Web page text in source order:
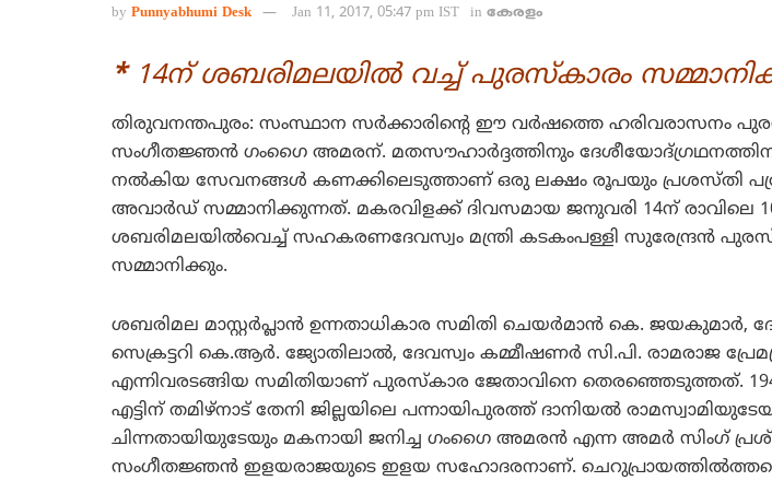
by Punnyabhumi Desk Jan 11, 2017, 05:47 pm IST in കേരളം
*14ന് ശബരിമലയില്‍ വച്ച് പുരസ്‌കാരം
തിരുവനന്തപുരം: സംസ്ഥാന സര്‍ക്കാരിന്റെ ഈ വര്‍ഷത്തെ ഹരിവരാസനം
സംഗീതജ്ഞന്‍ ഗംഗൈ അമരന്. മതസൗഹാര്‍ദ്ദത്തിനും
നല്‍കിയ സേവനങ്ങള്‍ കണക്കിലെടുത്താണ് ഒരു ലക്ഷം രൂപയും പ്രശസ്തി
അവാര്‍ഡ് സമ്മാനിക്കുന്നത്. മകരവിളക്ക് ദിവസമായ ജനുവരി 14ന് രാവിലെ
ശബരിമലയില്‍വെച്ച് സഹകരണദേവസ്വം മന്ത്രി കടകംപള്ളി സുരേന്ദ്രന്‍
സമ്മാനിക്കും.
ശബരിമല മാസ്റ്റര്‍പ്ലാന്‍ ഉന്നതാധികാര സമിതി ചെയര്‍മാന്‍ കെ. ജയകുമാര്‍,
സെക്രട്ടറി കെ.ആര്‍. ജ്യോതിലാല്‍, ദേവസ്വം കമ്മീഷണര്‍ സി.പി. രാമരാജ
എന്നിവരടങ്ങിയ സമിതിയാണ് പുരസ്‌കാര ജേതാവിനെ തെരഞ്ഞെടുത്തത്.
എട്ടിന് തമിഴ്‌നാട് തേനി ജില്ലയിലെ പന്നായിപുരത്ത് ദാനിയല്‍
ചിന്നതായിയുടേയും മകനായി ജനിച്ച ഗംഗൈ അമരന്‍ എന്ന അമര്‍ സിംഗ്
സംഗീതജ്ഞന്‍ ഇളയരാജയുടെ ഇളയ സഹോദരനാണ്.